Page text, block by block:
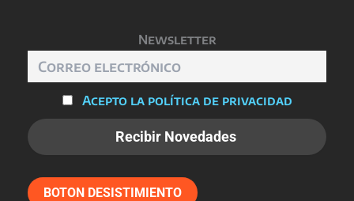
Newsletter
Acepto la política de privacidad
BOTON DESISTIMIENTO